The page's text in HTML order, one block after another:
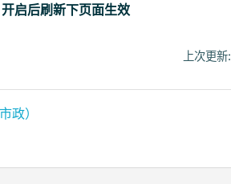
启后刷新下页面生效
上次更新:
政）